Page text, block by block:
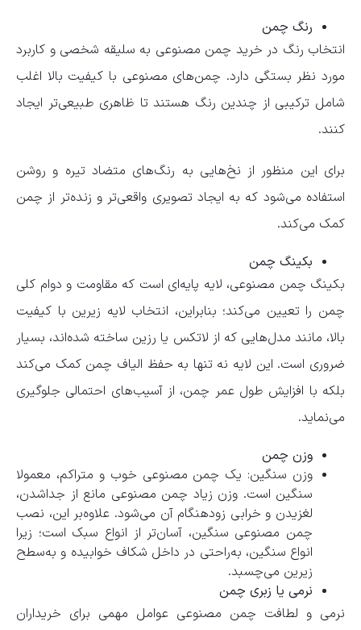
رنگ چمن
انتخاب رنگ در خرید چمن مصنوعی به سلیقه شخصی و کاربرد
مورد نظر بستگی دارد. چمن‌های مصنوعی با کیفیت بالا اغلب
شامل ترکیبی از چندین رنگ هستند تا ظاهری طبیعی‌تر ایجاد
کنند.
برای این منظور از نخ‌هایی به رنگ‌های متضاد تیره و روشن
استفاده می‌شود که به ایجاد تصویری واقعی‌تر و زنده‌تر از چمن
کمک می‌کند.
بکینگ چمن
بکینگ چمن مصنوعی، لایه پایه‌ای است که مقاومت و دوام کلی
چمن را تعیین می‌کند؛ بنابراین، انتخاب لایه زیرین با کیفیت
بالا، مانند مدل‌هایی که از لاتکس یا رزین ساخته شده‌اند، بسیار
ضروری است. این لایه نه تنها به حفظ الیاف چمن کمک می‌کند
بلکه با افزایش طول عمر چمن، از آسیب‌های احتمالی جلوگیری
می‌نماید.
وزن چمن
وزن سنگین: یک چمن مصنوعی خوب و متراکم، معمولا
سنگین است. وزن زیاد چمن مصنوعی مانع از جدا‌شدن،
لغزیدن و خرابی زودهنگام آن می‌شود. علاوه‌بر این، نصب
چمن مصنوعی سنگین، آسان‌تر از انواع سبک است؛ زیرا
انواع سنگین، به‌راحتی در داخل شکاف خوابیده و به‌سطح
زیرین می‌چسبد.
نرمی یا زبری چمن
نرمی و لطافت چمن مصنوعی عوامل مهمی برای خریداران